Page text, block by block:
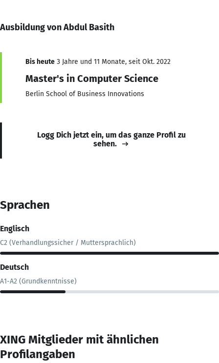
Ausbildung von Abdul Basith
Bis heute 3 Jahre und 11 Monate, seit Okt. 2022
Master's in Computer Science
Berlin School of Business Innovations
Logg Dich jetzt ein, um das ganze Profil zu
sehen.
Sprachen
Englisch
C2 (Verhandlungssicher / Muttersprachlich)
Deutsch
A1-A2 (Grundkenntnisse)
XING Mitglieder mit ähnlichen
Profilangaben